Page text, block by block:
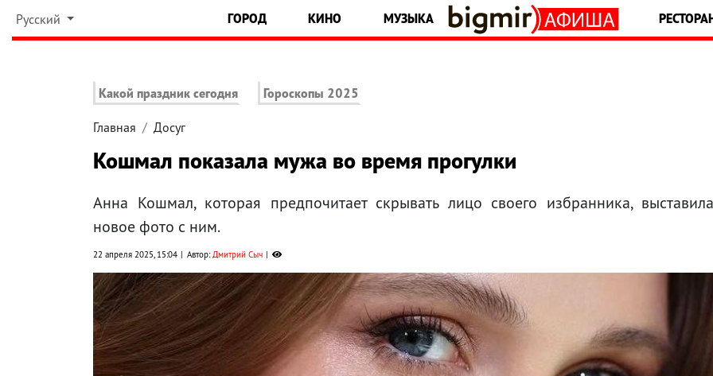
Русский ГОРОД КИНО МУЗЫКА
Какой праздник сегодня Гороскопы 2025
Главная Досуг
Кошмал показала мужа во время прогулки
Анна Кошмал, которая предпочитает скрывать лицо своего избранника, выставила
новое фото с ним.
22 апреля 2025, 15:04 Автор:Дмитрий Сыч